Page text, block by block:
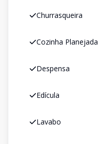
Churrasqueira
Cozinha Planejada
Despensa
Edícula
Lavabo